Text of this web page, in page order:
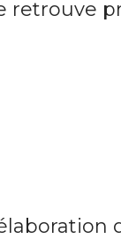
retrouve